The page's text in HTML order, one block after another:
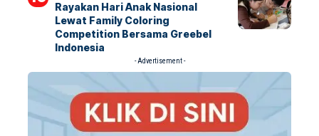
Rayakan Hari Anak Nasional
Lewat Family Coloring
Competition Bersama Greebel
Indonesia
- Advertisement -